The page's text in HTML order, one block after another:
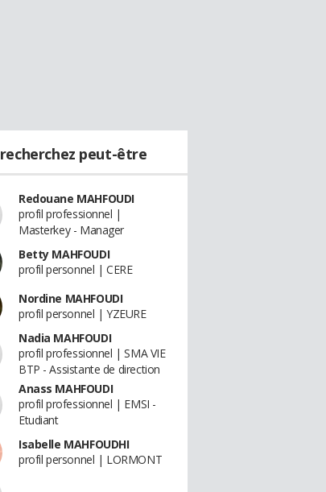
peut-être
Redouane MAHFOUDI
profil professionnel |
Masterkey - Manager
Betty MAHFOUDI
profil personnel | CERE
Nordine MAHFOUDI
profil personnel | YZEURE
Nadia MAHFOUDI
profil professionnel | SMA VIE
BTP - Assistante de direction
Anass MAHFOUDI
profil professionnel | EMSI -
Etudiant
Isabelle MAHFOUDHI
profil personnel | LORMONT